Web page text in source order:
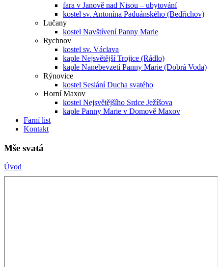
fara v Janově nad Nisou – ubytování
kostel sv. Antonína Paduánského (Bedřichov)
Lučany
kostel Navštívení Panny Marie
Rychnov
kostel sv. Václava
kaple Nejsvětější Trojice (Rádlo)
kaple Nanebevzetí Panny Marie (Dobrá Voda)
Rýnovice
kostel Seslání Ducha svatého
Horní Maxov
kostel Nejsvětějšího Srdce Ježíšova
kaple Panny Marie v Domově Maxov
Farní list
Kontakt
Mše svatá
Úvod